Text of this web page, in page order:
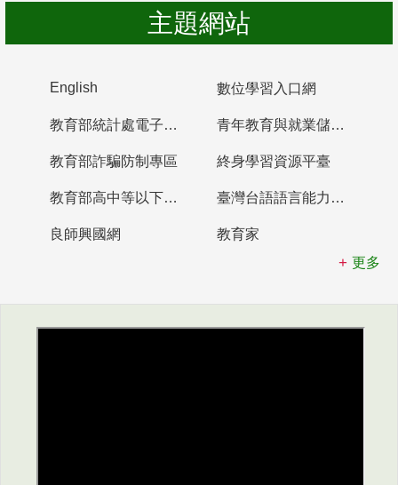
主題網站
English 數位學習入口網
教育部統計處電子書櫃 青年教育與就業儲蓄帳戶
教育部詐騙防制專區 終身學習資源平臺
教育部高中等以下學校及幼兒園教師資格檢定考試 臺灣台語語言能力認證網站
良師興國網
教育家
更多